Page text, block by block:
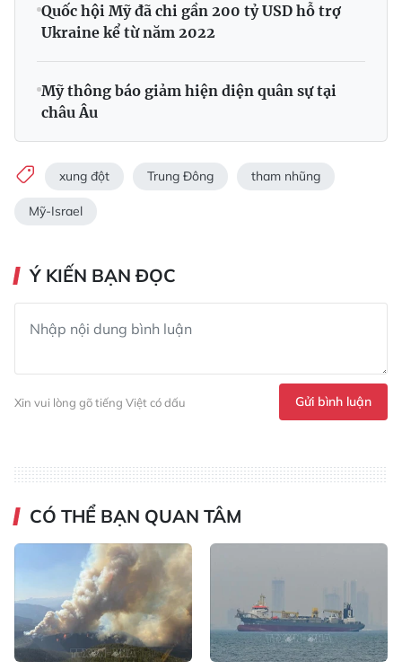
Quốc hội Mỹ đã chi gần 200 tỷ USD hỗ trợ
Ukraine kể từ năm 2022
Mỹ thông báo giảm hiện diện quân sự tại
châu Âu
xung đột Trung Đông tham nhũng
Mỹ-Israel
Ý KIẾN BẠN ĐỌC
Xin vui lòng gõ tiếng Việt có dấu Gửi bình luận
CÓ THỂ BẠN QUAN TÂM